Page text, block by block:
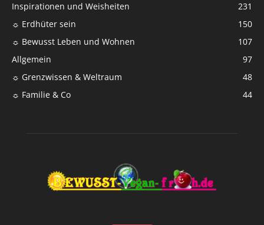
Inspirationen und Weisheiten
231
☼ Erdhüter sein
150
☼ Bewusst Leben und Wohnen
107
Allgemein
97
☼ Grenzwissen & Weltraum
48
☼ Familie & Co
44